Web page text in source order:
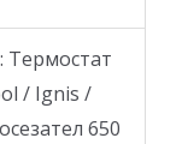
/ Ignis /
650